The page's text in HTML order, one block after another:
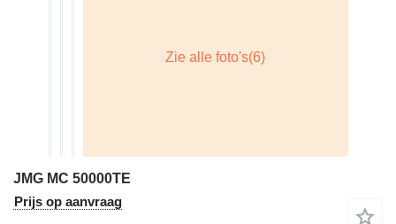
JMG MC 50000TE
Prijs op aanvraag